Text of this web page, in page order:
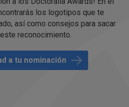
los logotipos que te
así como consejos para sacar
reconocimiento.
a tu nominación